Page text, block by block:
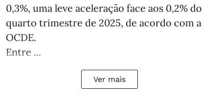
0,3%, uma leve aceleração face aos 0,2% do
quarto trimestre de 2025, de acordo com a
OCDE.
Entre ...
Ver mais